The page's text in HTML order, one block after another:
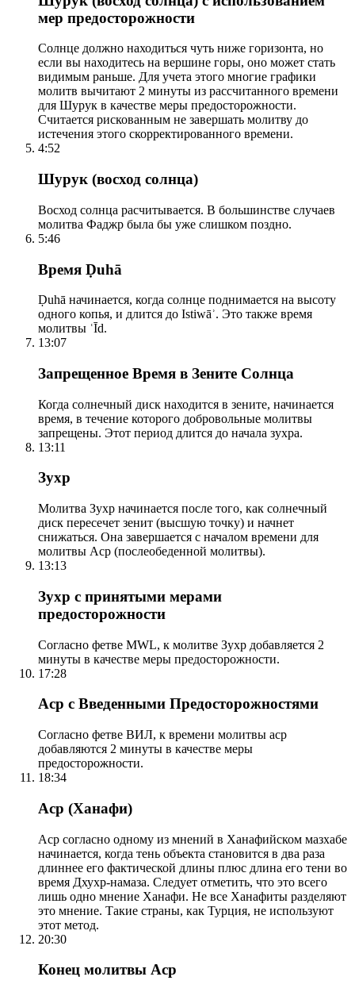
мер предосторожности
Солнце должно находиться чуть ниже горизонта, но
если вы находитесь на вершине горы, оно может стать
видимым раньше. Для учета этого многие графики
молитв вычитают 2 минуты из рассчитанного времени
для Шурук в качестве меры предосторожности.
Считается рискованным не завершать молитву до
истечения этого скорректированного времени.
4:52
Шурук (восход солнца)
Восход солнца расчитывается. В большинстве случаев
молитва Фаджр была бы уже слишком поздно.
5:46
Время Ḍuhā
Ḍuhā начинается, когда солнце поднимается на высоту
одного копья, и длится до Istiwāʾ. Это также время
молитвы ʿĪd.
13:07
Запрещенное Время в Зените Солнца
Когда солнечный диск находится в зените, начинается
время, в течение которого добровольные молитвы
запрещены. Этот период длится до начала зухра.
13:11
Зухр
Молитва Зухр начинается после того, как солнечный
диск пересечет зенит (высшую точку) и начнет
снижаться. Она завершается с началом времени для
молитвы Аср (послеобеденной молитвы).
13:13
Зухр с принятыми мерами
предосторожности
Согласно фетве MWL, к молитве Зухр добавляется 2
минуты в качестве меры предосторожности.
17:28
Аср с Введенными Предосторожностями
Согласно фетве ВИЛ, к времени молитвы аср
добавляются 2 минуты в качестве меры
предосторожности.
18:34
Аср (Ханафи)
Аср согласно одному из мнений в Ханафийском мазхабе
начинается, когда тень объекта становится в два раза
длиннее его фактической длины плюс длина его тени во
время Дхухр-намаза. Следует отметить, что это всего
лишь одно мнение Ханафи. Не все Ханафиты разделяют
это мнение. Такие страны, как Турция, не используют
этот метод.
20:30
Конец молитвы Аср